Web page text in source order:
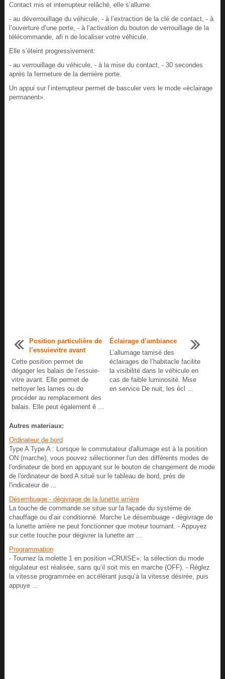
Contact mis et interrupteur relâché, elle s’allume:
- au déverrouillage du véhicule, - à l’extraction de la clé de contact, - à
l’ouverture d’une porte, - à l’activation du bouton de verrouillage de la
télécommande, afi n de localiser votre véhicule.
Elle s’éteint progressivement:
- au verrouillage du véhicule, - à la mise du contact, - 30 secondes
après la fermeture de la dernière porte.
Un appui sur l’interrupteur permet de basculer vers le mode «éclairage
permanent».
Position particulière de
l’essuievitre avant
Cette position permet de
dégager les balais de l’essuie-
vitre avant. Elle permet de
nettoyer les lames ou de
procéder au remplacement des
balais. Elle peut également ê ...
Éclairage d’ambiance
L’allumage tamisé des
éclairages de l’habitacle facilite
la visibilité dans le véhicule en
cas de faible luminosité. Mise
en service De nuit, les écl ...
Autres materiaux:
Ordinateur de bord
Type A Type A : Lorsque le commutateur d'allumage est à la position
ON (marche), vous pouvez sélectionner l'un des différents modes de
l'ordinateur de bord en appuyant sur le bouton de changement de mode
de l'ordinateur de bord A situé sur le tableau de bord, près de
l'indicateur de ...
Désembuage - dégivrage de la lunette arrière
La touche de commande se situe sur la façade du système de
chauffage ou d’air conditionné. Marche Le désembuage - dégivrage de
la lunette arrière ne peut fonctionner que moteur tournant. - Appuyez
sur cette touche pour dégivrer la lunette arr ...
Programmation
- Tournez la molette 1 en position «CRUISE»: la sélection du mode
régulateur est réalisée, sans qu’il soit mis en marche (OFF). - Réglez
la vitesse programmée en accélérant jusqu’à la vitesse désirée, puis
appuye ...